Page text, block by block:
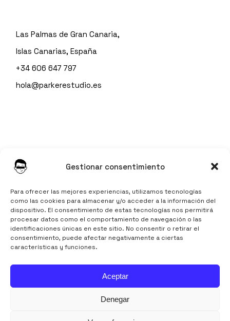
Gestionar consentimiento
Para ofrecer las mejores experiencias, utilizamos tecnologías
como las cookies para almacenar y/o acceder a la información del
dispositivo. El consentimiento de estas tecnologías nos permitirá
procesar datos como el comportamiento de navegación o las
identificaciones únicas en este sitio. No consentir o retirar el
consentimiento, puede afectar negativamente a ciertas
características y funciones.
Aceptar
Denegar
Las Palmas de Gran Canaria,
Islas Canarias, España
+34 606 647 797
hola@parkerestudio.es
Instagram
LinkedIn
TikTok
Aviso Legal